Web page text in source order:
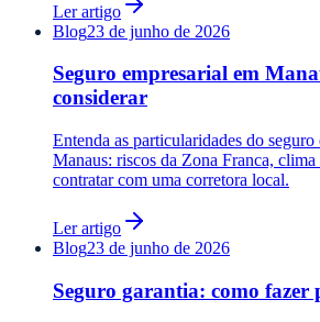
Ler artigo
Blog23 de junho de 2026
Seguro empresarial em
considerar
Entenda as particularidades do seguro
Manaus: riscos da Zona Franca,
contratar com uma corretora local.
Ler artigo
Blog23 de junho de 2026
Seguro garantia: como fazer